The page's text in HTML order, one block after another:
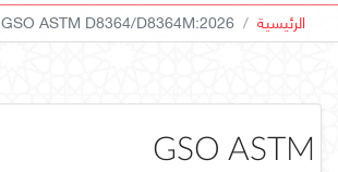
الرئيسية GSO ASTM D8364/D8364M:2026
GSO ASTM